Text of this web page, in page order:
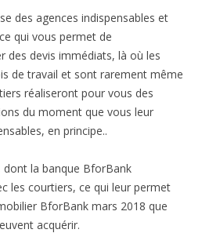
des agences indispensables et
qui vous permet de
des devis immédiats, là où les
de travail et sont rarement même
réaliseront pour vous des
du moment que vous leur
en principe..
la banque BforBank
les courtiers, ce qui leur permet
BforBank mars 2018 que
acquérir.